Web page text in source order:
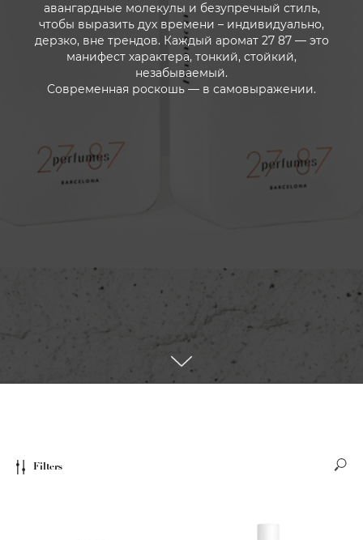
авангардные молекулы и безупречный стиль,
чтобы выразить дух времени – индивидуально,
дерзко, вне трендов. Каждый аромат 27 87 — это
манифест характера, тонкий, стойкий,
незабываемый.
Современная роскошь — в самовыражении.
Filters